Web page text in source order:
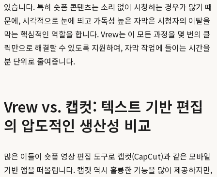
있습니다. 특히 숏폼 콘텐츠는 소리 없이 시청하는 경우가 많기 때
문에, 시각적으로 눈에 띄고 가독성 높은 자막은 시청자의 이탈을
막는 핵심적인 역할을 합니다. Vrew는 이 모든 과정을 몇 번의 클
릭만으로 해결할 수 있도록 지원하여, 자막 작업에 들이는 시간을
분 단위로 줄여줍니다.
Vrew vs. 캡컷: 텍스트 기반 편집
의 압도적인 생산성 비교
많은 이들이 숏폼 영상 편집 도구로 캡컷(CapCut)과 같은 모바일
기반 앱을 떠올립니다. 캡컷 역시 훌륭한 기능을 많이 제공하지만,